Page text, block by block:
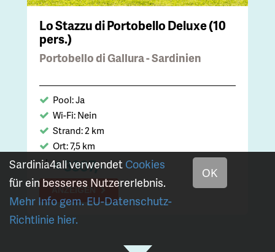
Lo Stazzu di Portobello Deluxe (10
pers.)
Portobello di Gallura - Sardinien
Pool: Ja
Wi-Fi: Nein
Strand: 2 km
Ort: 7,5 km
ab € 3307,-
ANZEIGEN
Sardinia4all verwendet Cookies
für ein besseres Nutzererlebnis.
Mehr Info gem. EU-Datenschutz-
Richtlinie hier.
OK